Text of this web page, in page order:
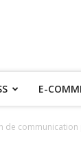
E-
de communication